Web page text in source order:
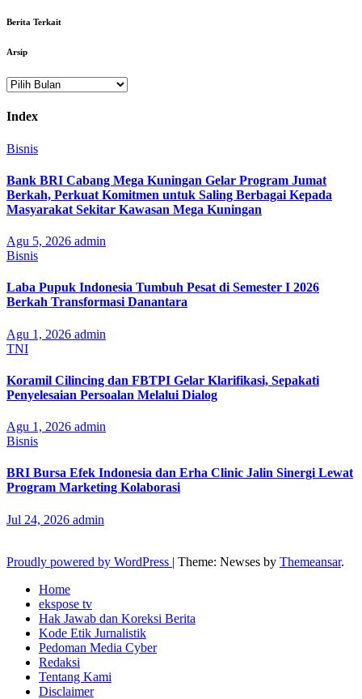
Berita Terkait
Arsip
Arsip
Index
Bisnis
Bank BRI Cabang Mega Kuningan Gelar Program Jumat
Berkah, Perkuat Komitmen untuk Saling Berbagai Kepada
Masyarakat Sekitar Kawasan Mega Kuningan
Agu 5, 2026 admin
Bisnis
Laba Pupuk Indonesia Tumbuh Pesat di Semester I 2026
Berkah Transformasi Danantara
Agu 1, 2026 admin
TNI
Koramil Cilincing dan FBTPI Gelar Klarifikasi, Sepakati
Penyelesaian Persoalan Melalui Dialog
Agu 1, 2026 admin
Bisnis
BRI Bursa Efek Indonesia dan Erha Clinic Jalin Sinergi Lewat
Program Marketing Kolaborasi
Jul 24, 2026 admin
Proudly powered by WordPress | Theme: Newses by Themeansar.
Home
ekspose tv
Hak Jawab dan Koreksi Berita
Kode Etik Jurnalistik
Pedoman Media Cyber
Redaksi
Tentang Kami
Disclaimer